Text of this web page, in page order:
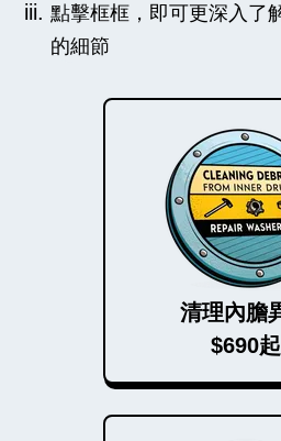
點擊框框，即可更深入了
的細節
清理內膽
$690起